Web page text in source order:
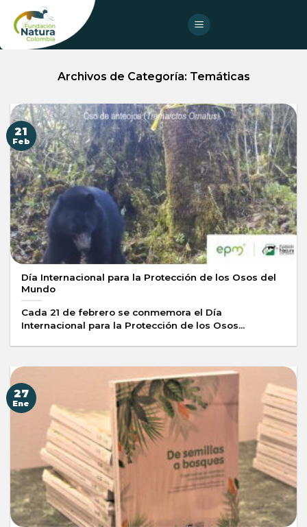
content
Archivos de Categoría: Temáticas
Día Internacional para la Protección de los Osos del
Mundo
Cada 21 de febrero se conmemora el Día
Internacional para la Protección de los Osos...
21
Feb
27
Ene